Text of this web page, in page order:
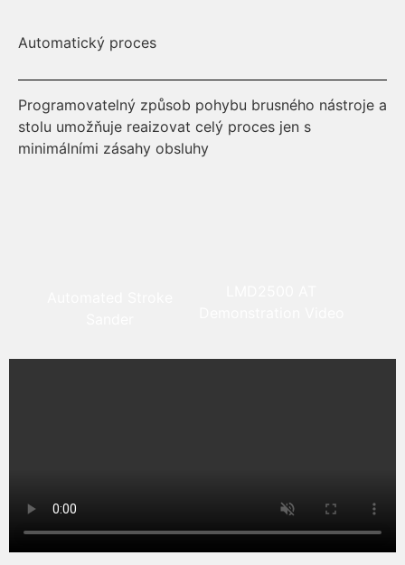
Automatický proces
Programovatelný způsob pohybu brusného nástroje a
stolu umožňuje reaizovat celý proces jen s
minimálními zásahy obsluhy